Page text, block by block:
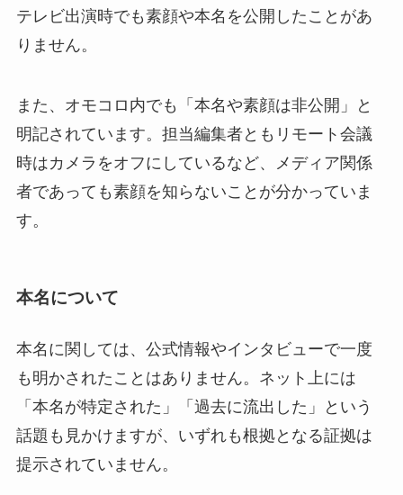
テレビ出演時でも素顔や本名を公開したことがあ
りません。
また、オモコロ内でも「本名や素顔は非公開」と
明記されています。担当編集者ともリモート会議
時はカメラをオフにしているなど、メディア関係
者であっても素顔を知らないことが分かっていま
す。
本名について
本名に関しては、公式情報やインタビューで一度
も明かされたことはありません。ネット上には
「本名が特定された」「過去に流出した」という
話題も見かけますが、いずれも根拠となる証拠は
提示されていません。